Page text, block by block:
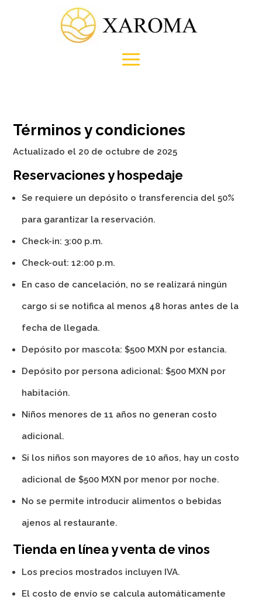
Términos y condiciones
Actualizado el 20 de octubre de 2025
Reservaciones y hospedaje
Se requiere un depósito o transferencia del 50%
para garantizar la reservación.
Check-in: 3:00 p.m.
Check-out: 12:00 p.m.
En caso de cancelación, no se realizará ningún
cargo si se notifica al menos 48 horas antes de la
fecha de llegada.
Depósito por mascota: $500 MXN por estancia.
Depósito por persona adicional: $500 MXN por
habitación.
Niños menores de 11 años no generan costo
adicional.
Si los niños son mayores de 10 años, hay un costo
adicional de $500 MXN por menor por noche.
No se permite introducir alimentos o bebidas
ajenos al restaurante.
Tienda en línea y venta de vinos
Los precios mostrados incluyen IVA.
El costo de envío se calcula automáticamente